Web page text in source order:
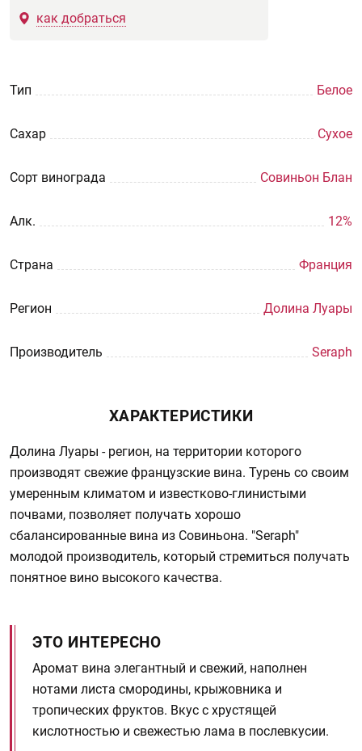
как добраться
Тип Белое
Сахар Сухое
Сорт винограда Совиньон Блан
Aлк. 12%
Страна Франция
Регион Долина Луары
Производитель Seraph
ХАРАКТЕРИСТИКИ
Долина Луары - регион, на территории которого
производят свежие французские вина. Турень со своим
умеренным климатом и известково-глинистыми
почвами, позволяет получать хорошо
сбалансированные вина из Совиньона. "Seraph"
молодой производитель, который стремиться получать
понятное вино высокого качества.
ЭТО ИНТЕРЕСНО
Аромат вина элегантный и свежий, наполнен
нотами листа смородины, крыжовника и
тропических фруктов. Вкус с хрустящей
кислотностью и свежестью лама в послевкусии.